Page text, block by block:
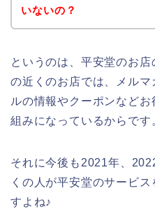
いないの？
というのは、平安堂のお
の近くのお店では、メル
ルの情報やクーポンなど
組みになっているからです
それに今後も2021年、
くの人が平安堂のサービ
すよね♪